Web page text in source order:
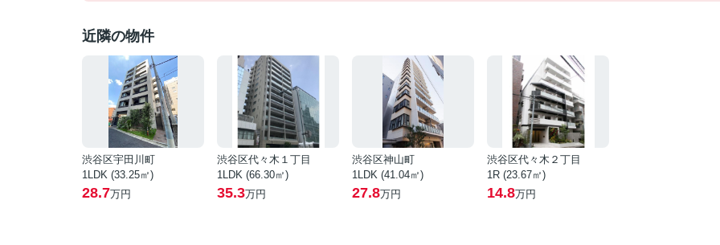
近隣の物件
渋谷区宇田川町
1LDK (33.25㎡)
28.7万円
渋谷区代々木１丁目
1LDK (66.30㎡)
35.3万円
渋谷区神山町
1LDK (41.04㎡)
27.8万円
渋谷区代々木２丁目
1R (23.67㎡)
14.8万円